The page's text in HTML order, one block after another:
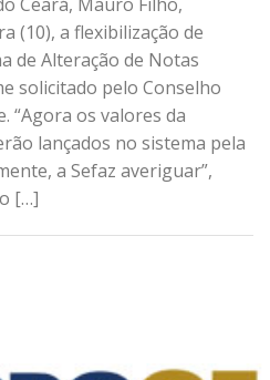
(10), a flexibilização de
de Alteração de Notas
solicitado pelo Conselho
“Agora os valores da
lançados no sistema pela
a Sefaz averiguar”,
[…]